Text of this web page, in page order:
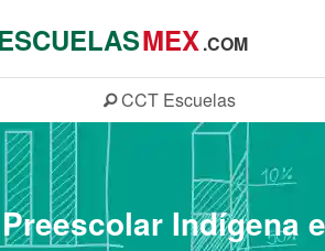
MEX.COM
CCT Escuelas
Preescolar Indígena